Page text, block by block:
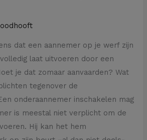
dat een aannemer op je werf zijn
laat uitvoeren door een
je dat zomaar aanvaarden? Wat
tegenover de
onderaannemer inschakelen mag
is meestal niet verplicht om de
Hij kan het hem